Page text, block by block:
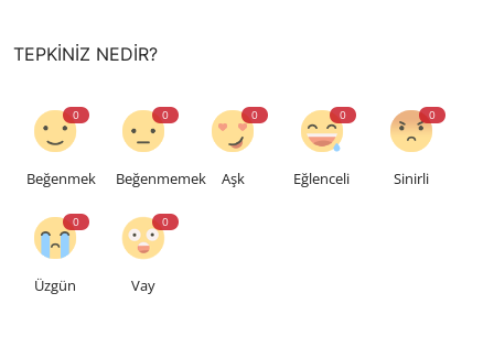
TEPKINIZ NEDIR?
0
Beğenmek
0
Beğenmemek
0
Aşk
0
Eğlenceli
0
Sinirli
0
Üzgün
0
Vay